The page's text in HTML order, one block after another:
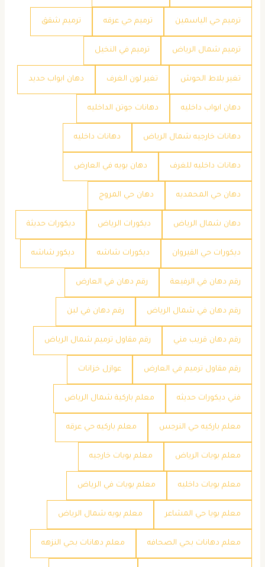
ترميم حي الياسمين ترميم حي عرقه ترميم شقق
ترميم شمال الرياض ترميم في النخيل
تغير بلاط الحوش تغير لون الغرف دهان ابواب حديد
دهان ابواب داخليه دهانات جوتن الداخليه
دهانات خارجيه شمال الرياض دهانات داخليه
دهانات داخليه للغرف دهان بويه في العارض
دهان حي المحمديه دهان حي المروج
دهان شمال الرياض ديكورات الرياض ديكورات حديثة
ديكورات حي القيروان ديكورات شاشه ديكور شاشه
رقم دهان في الرفيعة رقم دهان في العارض
رقم دهان في شمال الرياض رقم دهان في لبن
رقم دهان قريب مني رقم مقاول ترميم شمال الرياض
رقم مقاول ترميم في العارض عوازل خزانات
فني ديكورات حديثه معلم باركية شمال الرياض
معلم باركيه حي النرجس معلم باركيه حي عرقه
معلم بويات الرياض معلم بويات خارجيه
معلم بويات داخليه معلم بويات في الرياض
معلم بويا حي المشاعر معلم بويه شمال الرياض
معلم دهانات بحي الصحافه معلم دهانات بحي النزهه